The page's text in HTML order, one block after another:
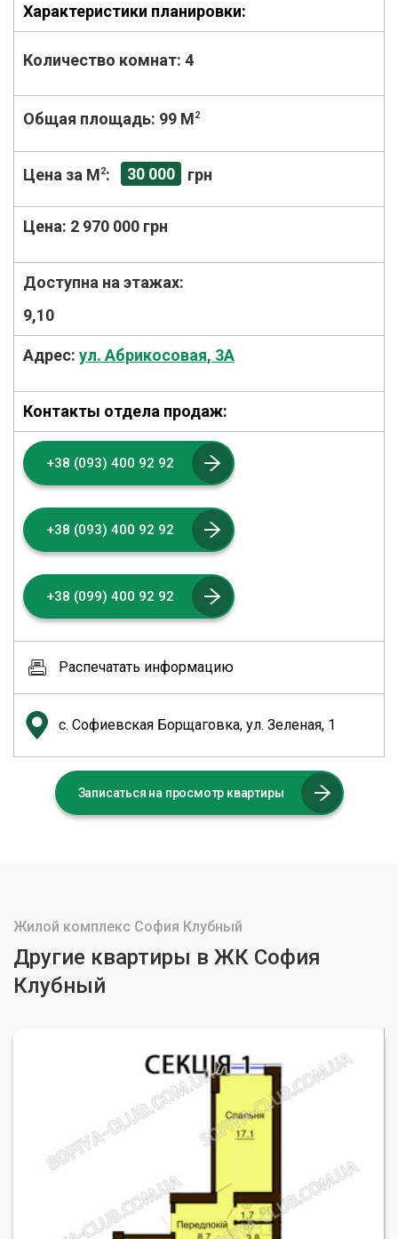
Характеристики планировки:
Количество комнат: 4
Общая площадь: 99 M2
Цена за М2: 30 000 грн
Цена: 2 970 000 грн
Доступна на этажах:
9,10
Адрес: ул. Абрикосовая, 3А
Контакты отдела продаж:
+38 (093) 400 92 92
+38 (093) 400 92 92
+38 (099) 400 92 92
Распечатать информацию
с. Софиевская Борщаговка, ул. Зеленая, 1
Записаться на просмотр квартиры
Жилой комплекс София Клубный
Другие квартиры в ЖК София
Клубный